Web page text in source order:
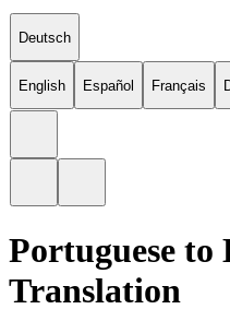
Deutsch
English Español Français
Portuguese to
Translation